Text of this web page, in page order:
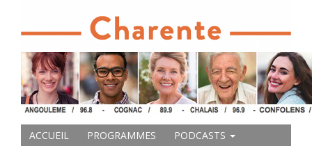
ACCUEIL PROGRAMMES
PODCASTS